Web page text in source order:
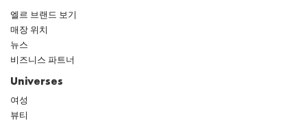
엘르 브랜드 보기
매장 위치
뉴스
비즈니스 파트너
Universes
여성
뷰티